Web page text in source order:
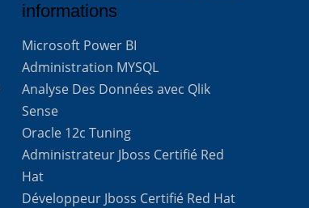
informations
Microsoft Power BI
Administration MYSQL
Analyse Des Données avec Qlik
Sense
Oracle 12c Tuning
Administrateur Jboss Certifié Red
Hat
Développeur Jboss Certifié Red Hat